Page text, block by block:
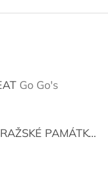
Go Go's
VYSTŘIHOVÁNKY - PRAŽSKÉ PAMÁTKY